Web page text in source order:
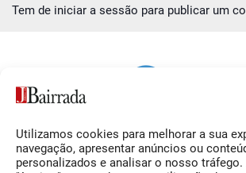
Utilizamos cookies para melhorar a sua
navegação, apresentar anúncios ou
personalizados e analisar o nosso
Tem de iniciar a sessão para publicar um
Siga-nos O Jornal